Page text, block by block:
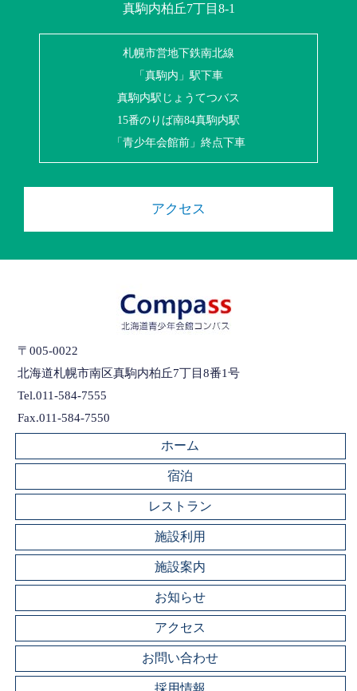
真駒内柏丘7丁目8-1
札幌市営地下鉄南北線
「真駒内」駅下車
真駒内駅じょうてつバス
15番のりば南84真駒内駅
「青少年会館前」終点下車
アクセス
〒005-0022
北海道札幌市南区真駒内柏丘7丁目8番1号
Tel.011-584-7555
Fax.011-584-7550
ホーム
宿泊
レストラン
施設利用
施設案内
お知らせ
アクセス
お問い合わせ
採用情報